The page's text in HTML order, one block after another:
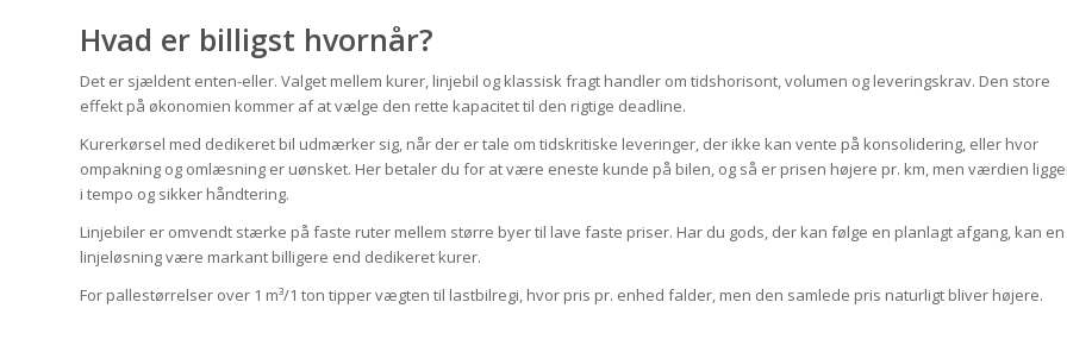
Hvad er billigst hvornår?
Det er sjældent enten-eller. Valget mellem kurer, linjebil og klassisk fragt handler om tidshorisont, volumen og leveringskrav. Den store
effekt på økonomien kommer af at vælge den rette kapacitet til den rigtige deadline.
Kurerkørsel med dedikeret bil udmærker sig, når der er tale om tidskritiske leveringer, der ikke kan vente på konsolidering, eller hvor
ompakning og omlæsning er uønsket. Her betaler du for at være eneste kunde på bilen, og så er prisen højere pr. km, men værdien
i tempo og sikker håndtering.
Linjebiler er omvendt stærke på faste ruter mellem større byer til lave faste priser. Har du gods, der kan følge en planlagt afgang, kan en
linjeløsning være markant billigere end dedikeret kurer.
For pallestørrelser over 1 m³/1 ton tipper vægten til lastbilregi, hvor pris pr. enhed falder, men den samlede pris naturligt bliver højere.